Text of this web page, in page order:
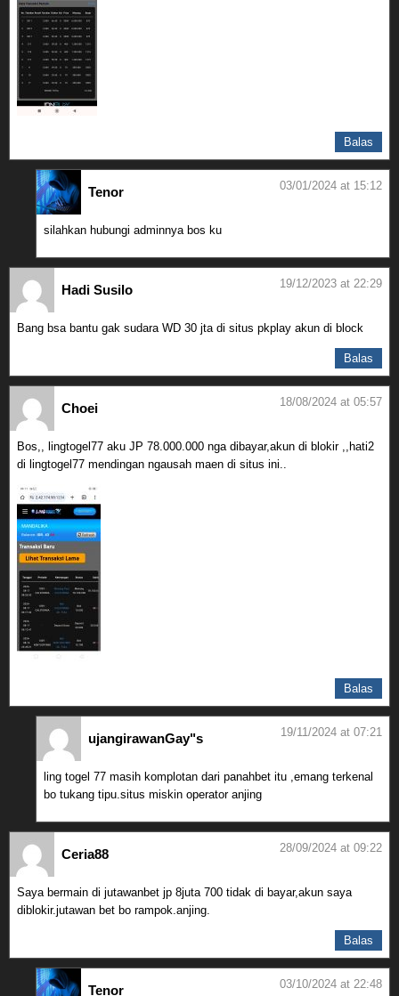
Balas
Tenor 03/01/2024 at 15:12
silahkan hubungi adminnya bos ku
Hadi Susilo 19/12/2023 at 22:29
Bang bsa bantu gak sudara WD 30 jta di situs pkplay akun di block
Balas
Choei 18/08/2024 at 05:57
Bos,, lingtogel77 aku JP 78.000.000 nga dibayar,akun di blokir ,,hati2
di lingtogel77 mendingan ngausah maen di situs ini..
Balas
ujangirawanGay"s 19/11/2024 at 07:21
ling togel 77 masih komplotan dari panahbet itu ,emang terkenal
bo tukang tipu.situs miskin operator anjing
Ceria88 28/09/2024 at 09:22
Saya bermain di jutawanbet jp 8juta 700 tidak di bayar,akun saya
diblokir.jutawan bet bo rampok.anjing.
Balas
Tenor 03/10/2024 at 22:48